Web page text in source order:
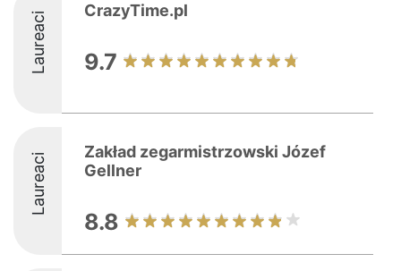
Laureaci CrazyTime.pl
9.7
Laureaci
Zakład zegarmistrzowski Józef
Gellner
8.8